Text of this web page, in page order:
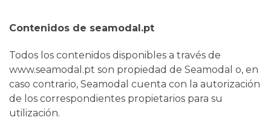
Contenidos de seamodal.pt
Todos los contenidos disponibles a través de
www.seamodal.pt son propiedad de Seamodal o, en
caso contrario, Seamodal cuenta con la autorización
de los correspondientes propietarios para su
utilización.